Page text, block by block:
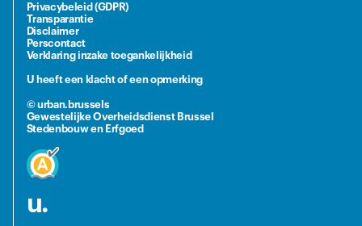
Privacybeleid (GDPR)
Transparantie
Disclaimer
Perscontact
Verklaring inzake toegankelijkheid
U heeft een klacht of een opmerking
© urban.brussels
Gewestelijke Overheidsdienst Brussel
Stedenbouw en Erfgoed
u.